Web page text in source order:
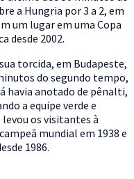
a Hungria por 3 a 2, em
um lugar em uma Copa
desde 2002.
torcida, em Budapeste,
do segundo tempo,
havia anotado de pênalti,
a equipe verde e
os visitantes à
mundial em 1938 e
1986.